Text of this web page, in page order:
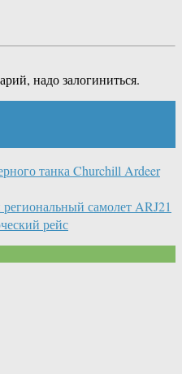
надо залогиниться.
танка Churchill Ardeer
самолет ARJ21
рейс